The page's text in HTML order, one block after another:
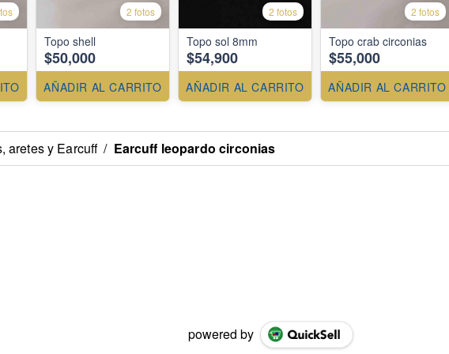
2 fotos
Topo shell
$50,000
AÑADIR AL CARRITO
2 fotos
Topo sol 8mm
$54,900
AÑADIR AL CARRITO
2 fotos
Topo crab circonias
$55,000
AÑADIR AL CARRITO
aretes y Earcuff / Earcuff leopardo circonias
powered by